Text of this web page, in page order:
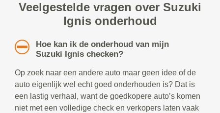
Veelgestelde vragen over Suzuki
Ignis onderhoud
Hoe kan ik de onderhoud van mijn
Suzuki Ignis checken?
Op zoek naar een andere auto maar geen idee of de
auto eigenlijk wel echt goed onderhouden is? Dat is
een lastig verhaal, want de goedkopere auto’s komen
niet met een volledige check en verkopers laten vaak